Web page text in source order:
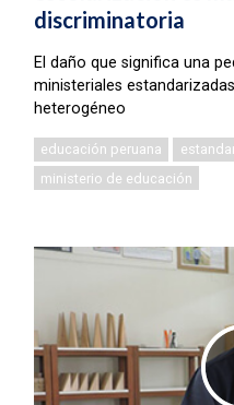
discriminatoria
El daño que significa una
ministeriales
heterogéneo
educación peruana
ministerio de educación